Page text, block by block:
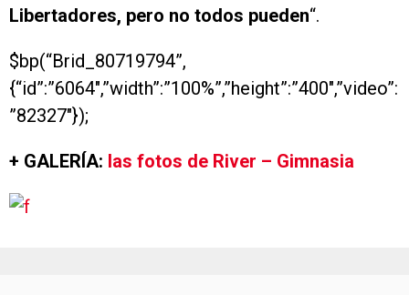
Libertadores, pero no todos pueden“.
$bp(“Brid_80719794”,
{“id”:”6064″,”width”:”100%”,”height”:”400″,”video”:
”82327″});
+ GALERÍA: las fotos de River – Gimnasia